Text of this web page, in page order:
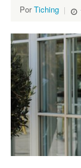
PorTiching